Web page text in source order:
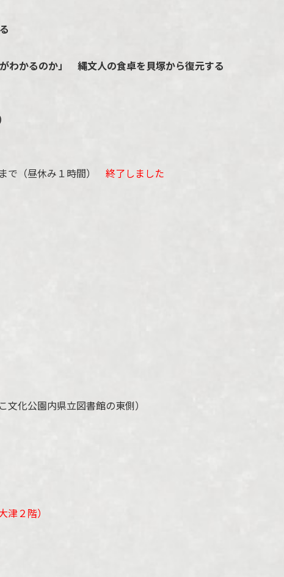
わかるのか」 縄文人の食卓を貝塚から復元する
で（昼休み１時間） 終了しました
化公園内県立図書館の東側）
２階）